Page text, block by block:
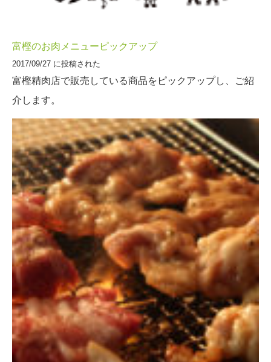
富樫のお肉メニューピックアップ
2017/09/27 に投稿された
富樫精肉店で販売している商品をピックアップし、ご紹
介します。